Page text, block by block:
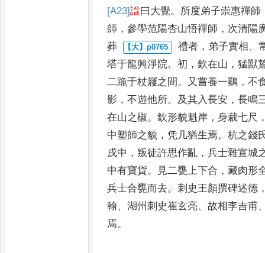
[A23]諡曰大覺。 所度弟子崇惠禪師
師 ，參學范陽杏山悟禪師 ， 次清陽
葬
禮者 ， 弟子實相、
塔于龍興淨院。初 ，欽在山 ，猛獸
二跪于杖屨之間。 又嘗養一鷄 ，不
影 ，不遊他所。 及其入長安 ，長鳴
在山之椒。欽形貌魁岸 ，身裁七尺
中塑師之貌 ，凭几猶生焉。杭之錢
戌中 ，叛徒許思作亂 ，兵士雜宣城
中有寶貨。 見二甕上下合 ，藏肉形
兵士合甕而去。刺史王顏撰碑述德
翰、湖州刺史崔玄亮、故相李吉甫
焉。